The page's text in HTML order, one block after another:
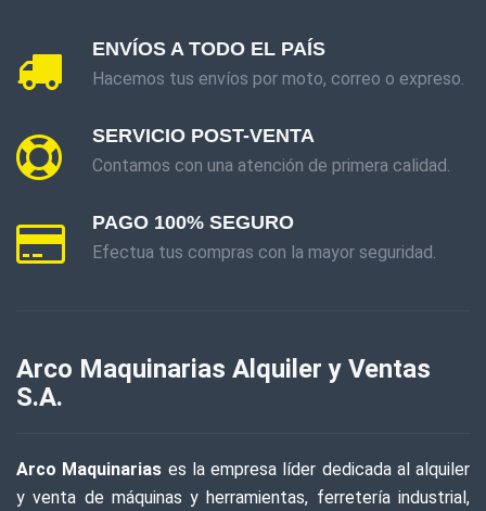
BARBERO
BRAVO
CERAMICRUZ
CORTRIFIL
EVEL
ENVÍOS A TODO EL PAÍS
Hacemos tus envíos por moto, correo o expreso.
SERVICIO POST-VENTA
Contamos con una atención de primera calidad.
PAGO 100% SEGURO
Efectua tus compras con la mayor seguridad.
Arco Maquinarias Alquiler y Ventas
S.A.
Arco Maquinarias es la empresa líder dedicada al alquiler
y venta de máquinas y herramientas, ferretería industrial,